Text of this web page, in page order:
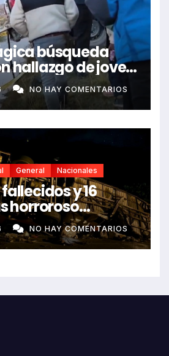
búsqueda
hallazgo de joven
NO HAY COMENTARIOS
General Nacionales
y 16
horroroso
bus Real Chancas
contra vivienda
NO HAY COMENTARIOS